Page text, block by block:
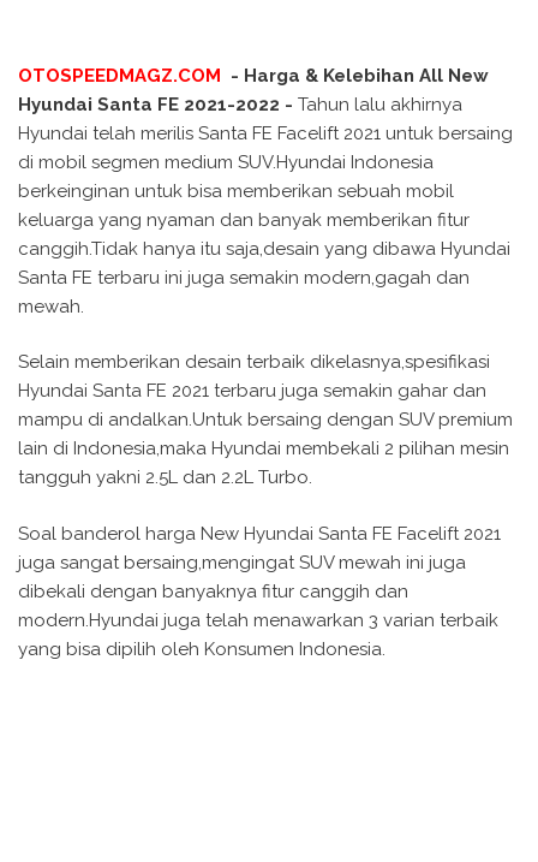
OTOSPEEDMAGZ.COM - Harga & Kelebihan All New
Hyundai Santa FE 2021-2022 - Tahun lalu akhirnya
Hyundai telah merilis Santa FE Facelift 2021 untuk bersaing
di mobil segmen medium SUV.Hyundai Indonesia
berkeinginan untuk bisa memberikan sebuah mobil
keluarga yang nyaman dan banyak memberikan fitur
canggih.Tidak hanya itu saja,desain yang dibawa Hyundai
Santa FE terbaru ini juga semakin modern,gagah dan
mewah.
Selain memberikan desain terbaik dikelasnya,spesifikasi
Hyundai Santa FE 2021 terbaru juga semakin gahar dan
mampu di andalkan.Untuk bersaing dengan SUV premium
lain di Indonesia,maka Hyundai membekali 2 pilihan mesin
tangguh yakni 2.5L dan 2.2L Turbo.
Soal banderol harga New Hyundai Santa FE Facelift 2021
juga sangat bersaing,mengingat SUV mewah ini juga
dibekali dengan banyaknya fitur canggih dan
modern.Hyundai juga telah menawarkan 3 varian terbaik
yang bisa dipilih oleh Konsumen Indonesia.